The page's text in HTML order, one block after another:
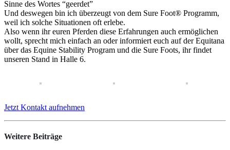
Sinne des Wortes “geerdet”
Und deswegen bin ich überzeugt von dem Sure Foot® Programm,
weil ich solche Situationen oft erlebe.
Also wenn ihr euren Pferden diese Erfahrungen auch ermöglichen
wollt, sprecht mich einfach an oder informiert euch auf der Equitana
über das Equine Stability Program und die Sure Foots, ihr findet
unseren Stand in Halle 6.
Jetzt Kontakt aufnehmen
Weitere Beiträge